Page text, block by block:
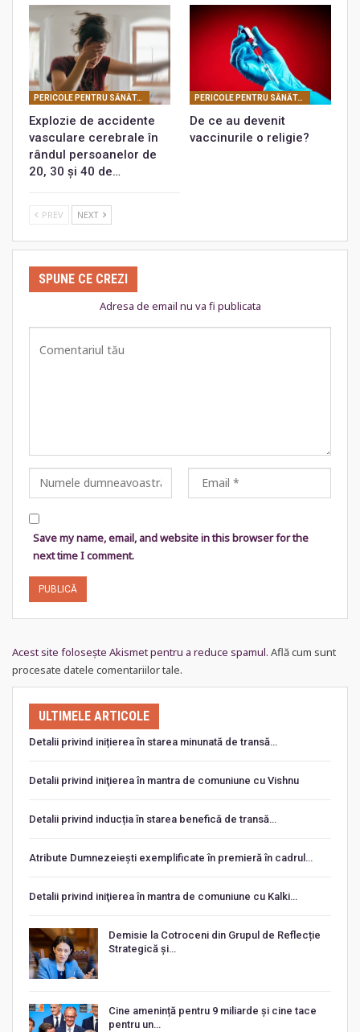
PERICOLE PENTRU SĂNĂTATEA DUMNEAVOASTRĂ
Explozie de accidente
vasculare cerebrale în
rândul persoanelor de
20, 30 și 40 de…
PERICOLE PENTRU SĂNĂTATEA DUMNEAVOASTRĂ
De ce au devenit
vaccinurile o religie?
PREV NEXT
SPUNE CE CREZI
Adresa de email nu va fi publicata
Save my name, email, and website in this browser for the
next time I comment.
Acest site folosește Akismet pentru a reduce spamul. Află cum sunt
procesate datele comentariilor tale.
ULTIMELE ARTICOLE
Detalii privind inițierea în starea minunată de transă…
Detalii privind iniţierea în mantra de comuniune cu Vishnu
Detalii privind inducția în starea benefică de transă…
Atribute Dumnezeiești exemplificate în premieră în cadrul…
Detalii privind iniţierea în mantra de comuniune cu Kalki…
Demisie la Cotroceni din Grupul de Reflecție
Strategică și…
Cine amenință pentru 9 miliarde și cine tace
pentru un…